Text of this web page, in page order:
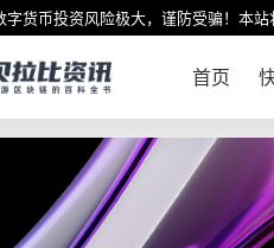
字货币投资风险极大，谨防受骗！本
首页